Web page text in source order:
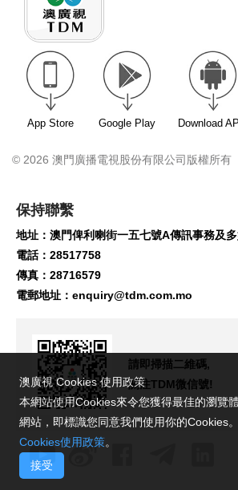
App Store Google Play Download
© 2026 澳門廣播電視股份有限公司版權所有
保持聯繫
地址：澳門俾利喇街一五七號A傳訊事務及
電話：28517758
傳真：28716579
電郵地址： enquiry@tdm.com.mo
請即掃描二維碼,
關注TDM微信號!
澳廣視 Cookies 使用政策
本網站使用Cookies來令您獲得最佳的瀏覽
網站，即標識您同意我們使用你的Cookies
Cookies使用政策。
接受